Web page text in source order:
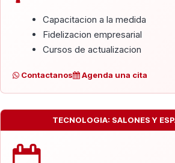
Capacitacion a la medida
Fidelizacion empresarial
Cursos de actualizacion
Contactanos Agenda una cita
TECNOLOGIA: SALONES Y